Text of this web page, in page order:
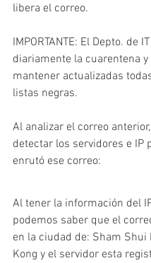
libera el correo.
IMPORTANTE: El Depto. de
diariamente la cuarentena y
mantener actualizadas
listas negras.
Al analizar el correo
detectar los servidores e IP
enrutó ese correo:
Al tener la información del
podemos saber que el
en la ciudad de: Sham Shui
Kong y el servidor esta